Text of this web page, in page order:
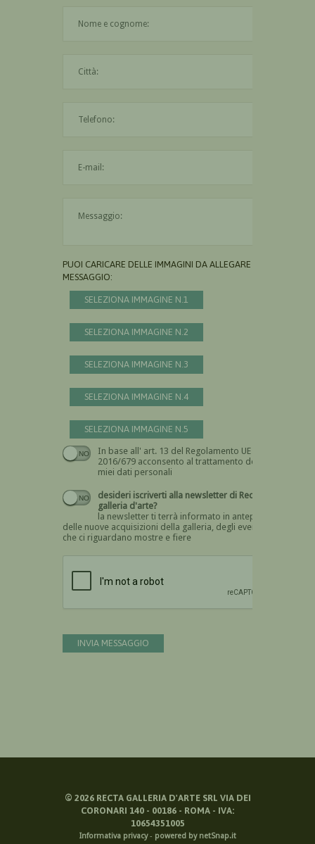
PUOI CARICARE DELLE IMMAGINI DA ALLEGARE AL
MESSAGGIO:
SELEZIONA IMMAGINE N.1
SELEZIONA IMMAGINE N.2
SELEZIONA IMMAGINE N.3
SELEZIONA IMMAGINE N.4
SELEZIONA IMMAGINE N.5
In base all' art. 13 del Regolamento UE n.
2016/679 acconsento al trattamento dei
miei dati personali
Devi dare il consenso
desideri iscriverti alla newsletter di Recta
galleria d'arte?
la newsletter ti terrà informato in anteprima
delle nuove acquisizioni della galleria, degli eventi
che ci riguardano mostre e fiere
INVIA MESSAGGIO
© 2026RECTA GALLERIA D'ARTE SRL VIA DEI
CORONARI 140 - 00186 - ROMA - IVA:
10654351005
Informativa privacy- powered by netSnap.it